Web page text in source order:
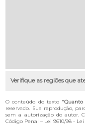
Verifique as regiões que
O conteúdo do texto "Quanto
reservado. Sua reprodução,
sem a autorização do autor.
Código Penal – Lei 9610/98 -